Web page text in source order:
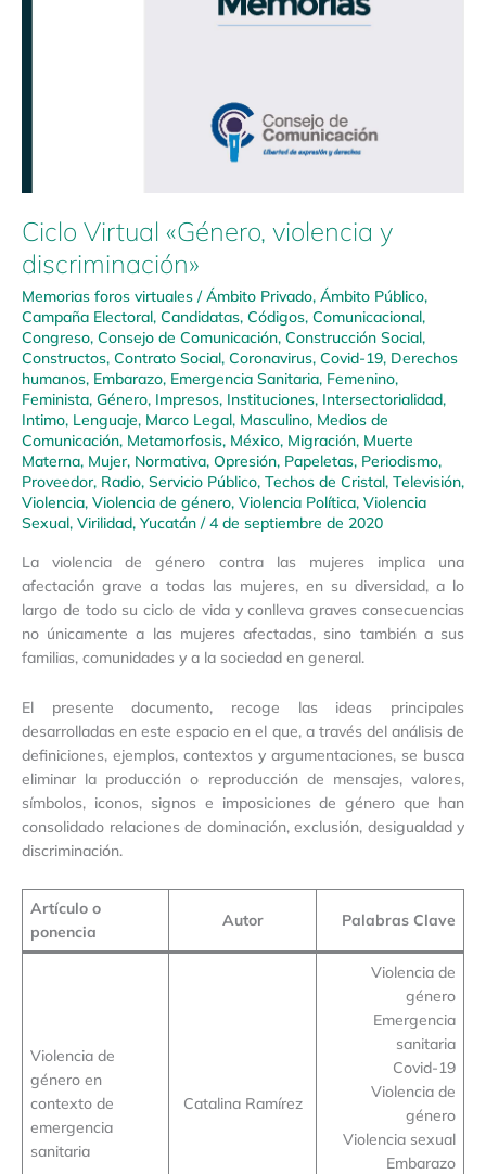
Ciclo Virtual «Género, violencia y
discriminación»
Memorias foros virtuales /Ámbito Privado, Ámbito Público,
Campaña Electoral, Candidatas, Códigos, Comunicacional,
Congreso, Consejo de Comunicación, Construcción Social,
Constructos, Contrato Social, Coronavirus, Covid-19, Derechos
humanos, Embarazo, Emergencia Sanitaria, Femenino,
Feminista, Género, Impresos, Instituciones, Intersectorialidad,
Intimo, Lenguaje, Marco Legal, Masculino, Medios de
Comunicación, Metamorfosis, México, Migración, Muerte
Materna, Mujer, Normativa, Opresión, Papeletas, Periodismo,
Proveedor, Radio, Servicio Público, Techos de Cristal, Televisión,
Violencia, Violencia de género, Violencia Política, Violencia
Sexual, Virilidad, Yucatán /4 de septiembre de 2020
La violencia de género contra las mujeres implica una
afectación grave a todas las mujeres, en su diversidad, a lo
largo de todo su ciclo de vida y conlleva graves consecuencias
no únicamente a las mujeres afectadas, sino también a sus
familias, comunidades y a la sociedad en general.
El presente documento, recoge las ideas principales
desarrolladas en este espacio en el que, a través del análisis de
definiciones, ejemplos, contextos y argumentaciones, se busca
eliminar la producción o reproducción de mensajes, valores,
símbolos, iconos, signos e imposiciones de género que han
consolidado relaciones de dominación, exclusión, desigualdad y
discriminación.
Artículo o
ponencia
Autor Palabras Clave
Violencia de
género en
contexto de
emergencia
sanitaria
Catalina Ramírez
Violencia de
género
Emergencia
sanitaria
Covid-19
Violencia de
género
Violencia sexual
Embarazo